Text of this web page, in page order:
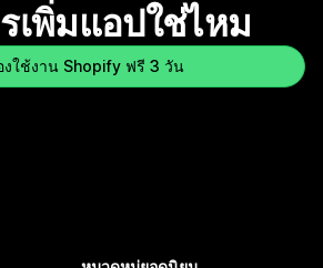
เพิ่มแอปใช่ไหม
ใช้งาน Shopify ฟรี 3 วัน